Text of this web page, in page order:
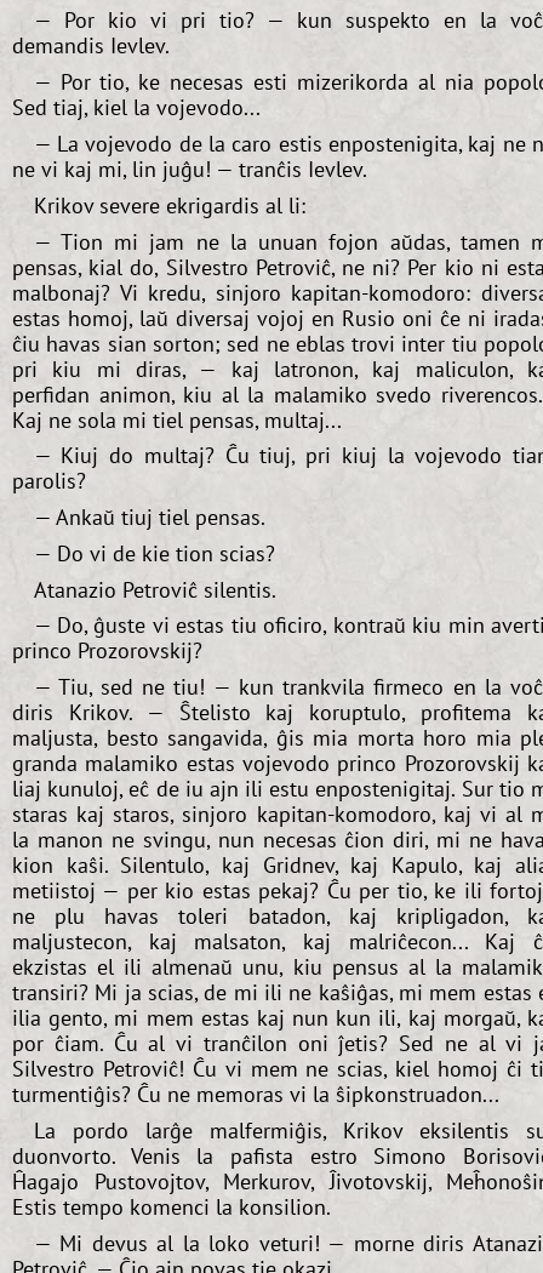
— Por kio vi pri tio? — kun suspekto en la
demandis Ievlev.
— Por tio, ke necesas esti mizerikorda al nia
Sed tiaj, kiel la vojevodo...
— La vojevodo de la caro estis enpostenigita, kaj ne
ne vi kaj mi, lin juĝu! — tranĉis Ievlev.
Krikov severe ekrigardis al li:
— Tion mi jam ne la unuan fojon aŭdas, tamen
pensas, kial do, Silvestro Petroviĉ, ne ni? Per kio ni
malbonaj? Vi kredu, sinjoro kapitan-komodoro:
estas homoj, laŭ diversaj vojoj en Rusio oni ĉe ni
ĉiu havas sian sorton; sed ne eblas trovi inter tiu
pri kiu mi diras, — kaj latronon, kaj maliculon,
perfidan animon, kiu al la malamiko svedo
Kaj ne sola mi tiel pensas, multaj...
— Kiuj do multaj? Ĉu tiuj, pri kiuj la vojevodo
parolis?
— Ankaŭ tiuj tiel pensas.
— Do vi de kie tion scias?
Atanazio Petroviĉ silentis.
— Do, ĝuste vi estas tiu oficiro, kontraŭ kiu min
princo Prozorovskij?
— Tiu, sed ne tiu! — kun trankvila firmeco en la
diris Krikov. — Ŝtelisto kaj koruptulo, profitema
maljusta, besto sangavida, ĝis mia morta horo mia
granda malamiko estas vojevodo princo Prozorovskij
liaj kunuloj, eĉ de iu ajn ili estu enpostenigitaj. Sur tio
staras kaj staros, sinjoro kapitan-komodoro, kaj vi al
la manon ne svingu, nun necesas ĉion diri, mi ne
kion kaŝi. Silentulo, kaj Gridnev, kaj Kapulo, kaj
metiistoj — per kio estas pekaj? Ĉu per tio, ke ili
ne plu havas toleri batadon, kaj kripligadon,
maljustecon, kaj malsaton, kaj malriĉecon... Kaj
ekzistas el ili almenaŭ unu, kiu pensus al la
transiri? Mi ja scias, de mi ili ne kaŝiĝas, mi mem estas
ilia gento, mi mem estas kaj nun kun ili, kaj morgaŭ,
por ĉiam. Ĉu al vi tranĉilon oni ĵetis? Sed ne al vi
Silvestro Petroviĉ! Ĉu vi mem ne scias, kiel homoj ĉi
turmentiĝis? Ĉu ne memoras vi la ŝipkonstruadon...
La pordo larĝe malfermiĝis, Krikov eksilentis
duonvorto. Venis la pafista estro Simono
Ĥagajo Pustovojtov, Merkurov, Ĵivotovskij,
Estis tempo komenci la konsilion.
— Mi devus al la loko veturi! — morne diris